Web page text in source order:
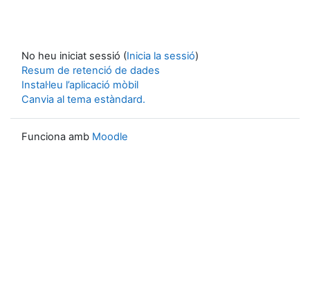
No heu iniciat sessió (Inicia la sessió)
Resum de retenció de dades
Instal·leu l’aplicació mòbil
Canvia al tema estàndard.
Funciona amb Moodle